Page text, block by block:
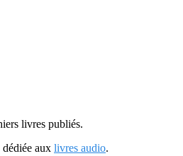
livres publiés.
dédiée aux livres audio.